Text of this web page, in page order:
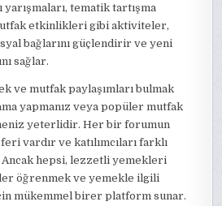
tematik tartışma
etkinlikleri gibi aktiviteler,
bağlarını güçlendirir ve yeni
sağlar.
ve mutfak paylaşımları bulmak
yapmanız veya popüler mutfak
yeterlidir. Her bir forumun
vardır ve katılımcıları farklı
hepsi, lezzetli yemekleri
öğrenmek ve yemekle ilgili
mükemmel birer platform sunar.